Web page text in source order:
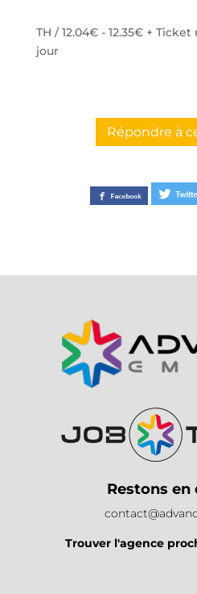
TH / 12.04€ - 12.35€ +
jour
Répondre à
Restons
Trouver l'agence